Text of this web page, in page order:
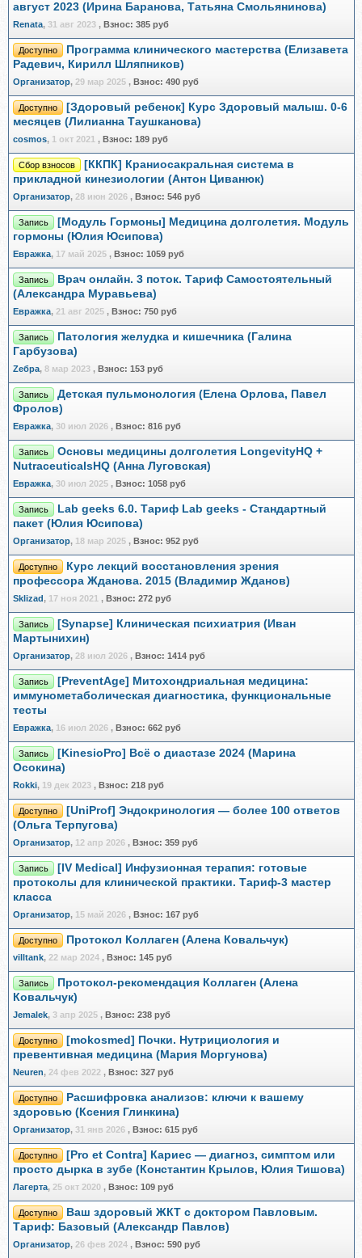
август 2023 (Ирина Баранова, Татьяна Смольянинова)
Renata, 31 авг 2023 , Взнос: 385 руб
Доступно
Программа клинического мастерства (Елизавета
Радевич, Кирилл Шляпников)
Организатор, 29 мар 2025 , Взнос: 490 руб
Доступно
[Здоровый ребенок] Курс Здоровый малыш. 0-6
месяцев (Лилианна Таушканова)
cosmos, 1 окт 2021 , Взнос: 189 руб
Сбор взносов
[ККПК] Краниосакральная система в
прикладной кинезиологии (Антон Циванюк)
Организатор, 28 июн 2026 , Взнос: 546 руб
Запись
[Модуль Гормоны] Медицина долголетия. Модуль
гормоны (Юлия Юсипова)
Евражкa, 17 май 2025 , Взнос: 1059 руб
Запись
Врач онлайн. 3 поток. Тариф Самостоятельный
(Александра Муравьева)
Евражкa, 21 авг 2025 , Взнос: 750 руб
Запись
Патология желудка и кишечника (Галина
Гарбузова)
Zебра, 8 мар 2023 , Взнос: 153 руб
Запись
Детская пульмонология (Елена Орлова, Павел
Фролов)
Евражкa, 30 июл 2026 , Взнос: 816 руб
Запись
Основы медицины долголетия LongevityHQ +
NutraceuticalsHQ (Анна Луговская)
Евражкa, 30 июл 2025 , Взнос: 1058 руб
Запись
Lab geeks 6.0. Тариф Lab geeks - Стандартный
пакет (Юлия Юсипова)
Организатор, 18 мар 2025 , Взнос: 952 руб
Доступно
Курс лекций восстановления зрения
профессора Жданова. 2015 (Владимир Жданов)
Sklizad, 17 ноя 2021 , Взнос: 272 руб
Запись
[Synapse] Клиническая психиатрия (Иван
Мартынихин)
Организатор, 28 июл 2026 , Взнос: 1414 руб
Запись
[PreventAge] Митохондриальная медицина:
иммунометаболическая диагностика, функциональные
тесты
Евражкa, 16 июл 2026 , Взнос: 662 руб
Запись
[KinesioPro] Всё о диастазе 2024 (Марина
Осокина)
Rokki, 19 дек 2023 , Взнос: 218 руб
Доступно
[UniProf] Эндокринология — более 100 ответов
(Ольга Терпугова)
Организатор, 12 апр 2026 , Взнос: 359 руб
Запись
[IV Medical] Инфузионная терапия: готовые
протоколы для клинической практики. Тариф-3 мастер
класса
Организатор, 15 май 2026 , Взнос: 167 руб
Доступно Протокол Коллаген (Алена Ковальчук)
villtank, 22 мар 2024 , Взнос: 145 руб
Запись
Протокол-рекомендация Коллаген (Алена
Ковальчук)
Jemalek, 3 апр 2025 , Взнос: 238 руб
Доступно
[mokosmed] Почки. Нутрициология и
превентивная медицина (Мария Моргунова)
Neuren, 24 фев 2022 , Взнос: 327 руб
Доступно
Расшифровка анализов: ключи к вашему
здоровью (Ксения Глинкина)
Организатор, 31 янв 2026 , Взнос: 615 руб
Доступно
[Pro et Contra] Кариес — диагноз, симптом или
просто дырка в зубе (Константин Крылов, Юлия Тишова)
Лагерта, 25 окт 2020 , Взнос: 109 руб
Доступно
Ваш здоровый ЖКТ с доктором Павловым.
Тариф: Базовый (Александр Павлов)
Организатор, 26 фев 2024 , Взнос: 590 руб